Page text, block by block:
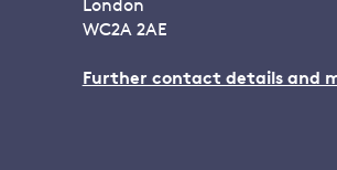
London
WC2A 2AE
Further contact details and